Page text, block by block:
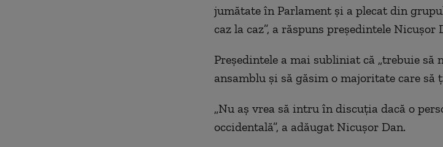
jumătate în Parlament și a plecat din
caz la caz”, a răspuns președintele Nicușor
Președintele a mai subliniat că „trebuie să
ansamblu și să găsim o majoritate care să
„Nu aș vrea să intru în discuția dacă o
occidentală”, a adăugat Nicușor Dan.